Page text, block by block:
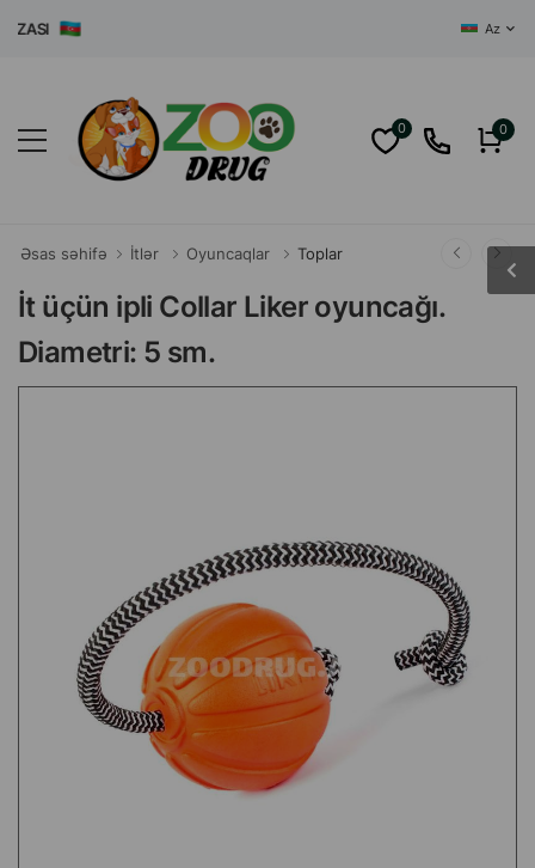
Az
0 0
Əsas səhifə İtlər Oyuncaqlar Toplar
İt üçün ipli Collar Liker oyuncağı.
Diametri: 5 sm.